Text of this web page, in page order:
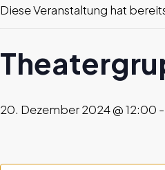
Diese Veranstaltung hat
20. Dezember 2024 @ 12:00 -